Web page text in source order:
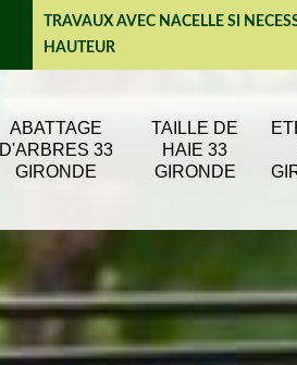
TRAVAUX AVEC NACELLE SI
HAUTEUR
ABATTAGE
D'ARBRES 33
GIRONDE
TAILLE DE
HAIE 33
GIRONDE